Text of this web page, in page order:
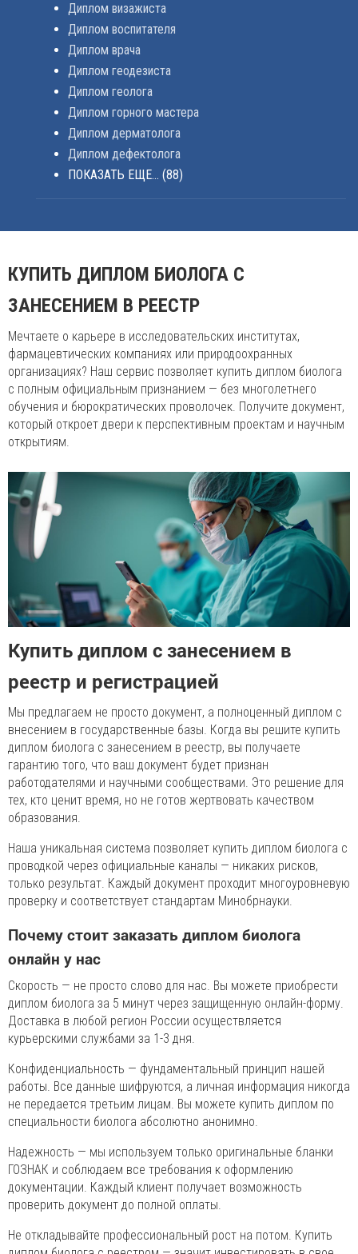
Диплом визажиста
Диплом воспитателя
Диплом врача
Диплом геодезиста
Диплом геолога
Диплом горного мастера
Диплом дерматолога
Диплом дефектолога
ПОКАЗАТЬ ЕЩЕ... (88)
КУПИТЬ ДИПЛОМ БИОЛОГА С
ЗАНЕСЕНИЕМ В РЕЕСТР
Мечтаете о карьере в исследовательских институтах,
фармацевтических компаниях или природоохранных
организациях? Наш сервис позволяет купить диплом биолога
с полным официальным признанием — без многолетнего
обучения и бюрократических проволочек. Получите документ,
который откроет двери к перспективным проектам и научным
открытиям.
Купить диплом с занесением в
реестр и регистрацией
Мы предлагаем не просто документ, а полноценный диплом с
внесением в государственные базы. Когда вы решите купить
диплом биолога с занесением в реестр, вы получаете
гарантию того, что ваш документ будет признан
работодателями и научными сообществами. Это решение для
тех, кто ценит время, но не готов жертвовать качеством
образования.
Наша уникальная система позволяет купить диплом биолога с
проводкой через официальные каналы — никаких рисков,
только результат. Каждый документ проходит многоуровневую
проверку и соответствует стандартам Минобрнауки.
Почему стоит заказать диплом биолога
онлайн у нас
Скорость — не просто слово для нас. Вы можете приобрести
диплом биолога за 5 минут через защищенную онлайн-форму.
Доставка в любой регион России осуществляется
курьерскими службами за 1-3 дня.
Конфиденциальность — фундаментальный принцип нашей
работы. Все данные шифруются, а личная информация никогда
не передается третьим лицам. Вы можете купить диплом по
специальности биолога абсолютно анонимно.
Надежность — мы используем только оригинальные бланки
ГОЗНАК и соблюдаем все требования к оформлению
документации. Каждый клиент получает возможность
проверить документ до полной оплаты.
Не откладывайте профессиональный рост на потом. Купить